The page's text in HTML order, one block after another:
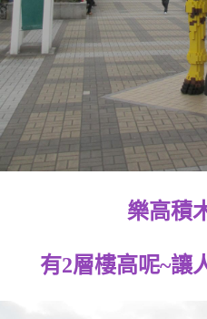
樂高積
有2層樓高呢~讓